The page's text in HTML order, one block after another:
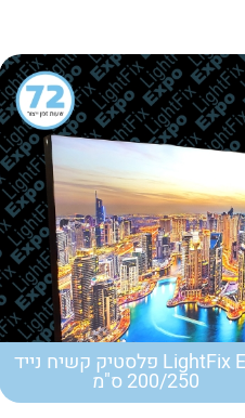
LightFix Expo פלסטיק קשיח נייד
200/250 ס"מ